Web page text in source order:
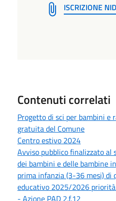
ISCRIZIONE
Contenuti correlati
Progetto di sci per bambini e
gratuita del Comune
Centro estivo 2024
Avviso pubblico finalizzato al
dei bambini e delle bambine
prima infanzia (3-36 mesi) di
educativo 2025/2026
- Azione PAD 2.f.12